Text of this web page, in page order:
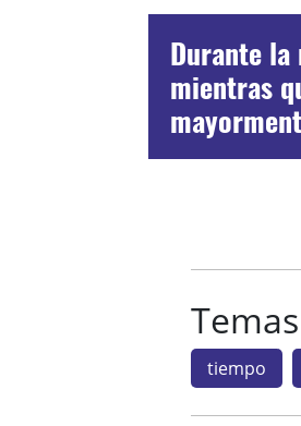
Durante la
mientras
Temas
tiempo